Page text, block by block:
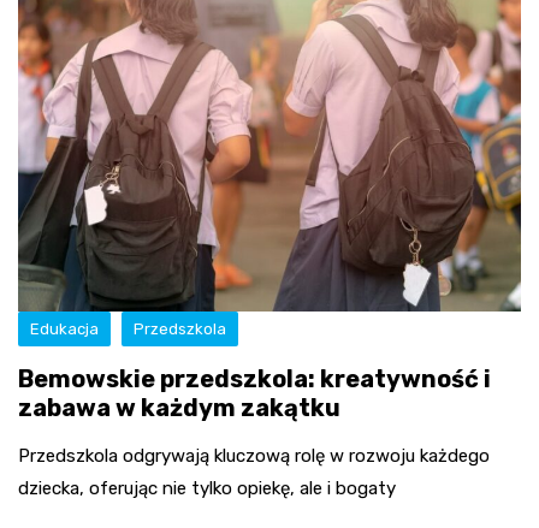
Edukacja Przedszkola
Bemowskie przedszkola: kreatywność i
zabawa w każdym zakątku
Przedszkola odgrywają kluczową rolę w rozwoju każdego
dziecka, oferując nie tylko opiekę, ale i bogaty